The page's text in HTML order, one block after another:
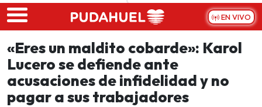
Skip to main content
EN VIVO
«Eres un maldito cobarde»: Karol
Lucero se defiende ante
acusaciones de infidelidad y no
pagar a sus trabajadores